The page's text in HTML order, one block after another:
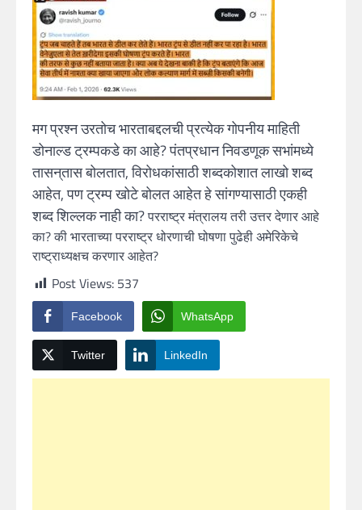
मग प्रश्न उरतोच भारताबद्दलची प्रत्येक गोपनीय माहिती
डोनाल्ड ट्रम्पकडे का आहे? पंतप्रधान निवडणूक सभांमध्ये
तासन्‌तास बोलतात, विरोधकांसाठी शब्दकोशात लाखो शब्द
आहेत, पण ट्रम्प खोटे बोलत आहेत हे सांगण्यासाठी एकही
शब्द शिल्लक नाही का?परराष्ट्र मंत्रालय तरी उत्तर देणार आहे
का? की भारताच्या परराष्ट्र धोरणाची घोषणा पुढेही अमेरिकेचे
राष्ट्राध्यक्षच करणार आहेत?
Post Views: 537
Facebook WhatsApp
Twitter LinkedIn